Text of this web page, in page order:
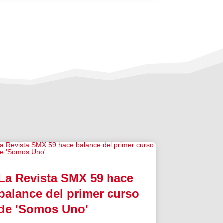
Revista SMX 59 hace
del primer curso
'Somos Uno'